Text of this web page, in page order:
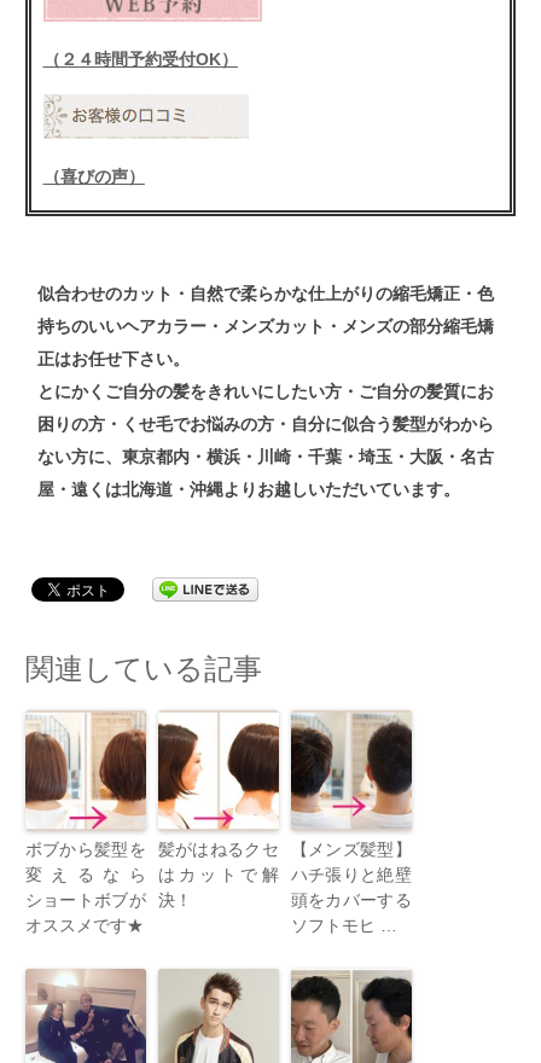
（２４時間予約受付OK）
（喜びの声）
似合わせのカット ・自然で柔らかな仕上がりの縮毛矯正・色
持ちのいいヘアカラー・メンズカット ・メンズの部分縮毛矯
正はお任せ下さい。
とにかくご自分の髪をきれいにしたい方・ご自分の髪質にお
困りの方・くせ毛でお悩みの方・自分に似合う髪型がわから
ない方に、東京都内・横浜・川崎・千葉・埼玉・大阪・名古
屋・遠くは北海道・沖縄よりお越しいただいています。
関連している記事
ボブから髪型を
変えるなら
ショートボブが
オススメです★
髪がはねるクセ
はカットで解
決！
【メンズ髪型】
ハチ張りと絶壁
頭をカバーする
ソフトモヒ …